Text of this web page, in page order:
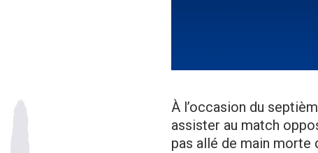
À l’occasion du
assister au match
pas allé de main morte